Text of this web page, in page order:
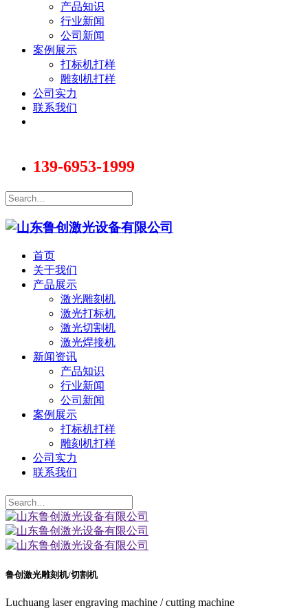
产品知识
行业新闻
公司新闻
案例展示
打标机打样
雕刻机打样
公司实力
联系我们
139-6953-1999
首页
关于我们
产品展示
激光雕刻机
激光打标机
激光切割机
激光焊接机
新闻资讯
产品知识
行业新闻
公司新闻
案例展示
打标机打样
雕刻机打样
公司实力
联系我们
鲁创激光雕刻机/切割机
Luchuang laser engraving machine / cutting machine